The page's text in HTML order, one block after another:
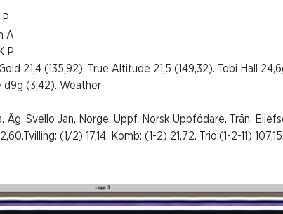
A
P
21,4 (135,92). True Altitude 21,5 (149,32). Tobi Hall
d9g (3,42). Weather
Äg. Svello Jan, Norge. Uppf. Norsk Uppfödare. Trän.
(1/2) 17,14. Komb: (1-2) 21,72. Trio:(1-2-11) 107,15.